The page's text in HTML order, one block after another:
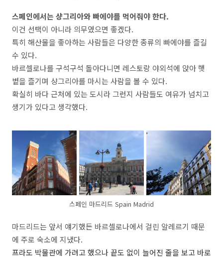
스페인에서는 샹그리아와 빠에야를 먹어줘야 한다.
이건 선택이 아니라 의무였으면 좋겠다.
특히 해산물을 좋아하는 사람들은 다양한 종류의 빠에야를 즐길
수 있다.
바르셀로나를 구석구석 돌아다니면 레스토랑 야외석에 앉아 햇
볕을 즐기며 샹그리아를 마시는 사람을 볼 수 있다.
확실히 바다 근처에 있는 도시라 그런지 사람들도 여유가 넘치고
생기가 있다고 생각했다.
스페인 마드리드 Spain Madrid
마드리드는 앞서 얘기했든 바르셀로나에서 걸린 알레르기 때문
에 주로 숙소에 지냈다.
프라도 박물관에 가려고 했으나 끝도 없이 늘어진 줄을 보고 바로